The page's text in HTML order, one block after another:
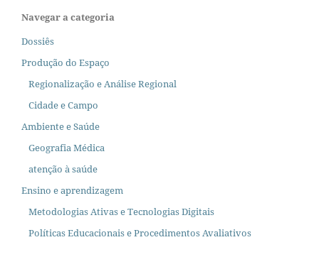
Navegar a categoria
Dossiês
Produção do Espaço
Regionalização e Análise Regional
Cidade e Campo
Ambiente e Saúde
Geografia Médica
atenção à saúde
Ensino e aprendizagem
Metodologias Ativas e Tecnologias Digitais
Políticas Educacionais e Procedimentos Avaliativos